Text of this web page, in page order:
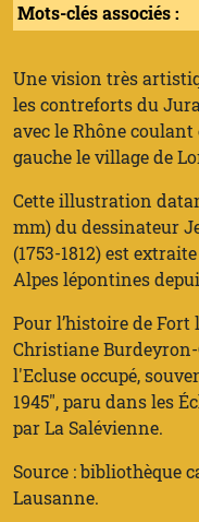
Mots-clés associés :
Une vision très
les contreforts du
avec le Rhône
gauche le village de
Cette illustration
mm) du dessinateur
(1753-1812) est
Alpes lépontines
Pour l’histoire de
Christiane
l'Ecluse occupé,
1945", paru dans les
par La Salévienne.
Source : bibliothèque
Lausanne.